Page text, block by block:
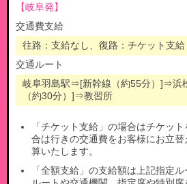
【岐阜発】
交通費支給
往路：支給なし、復路：チケット支給
交通ルート
岐阜羽島駅 ⇒[新幹線（約55分）]⇒浜
（約30分）]⇒教習所
「チケット支給」の場合はチケッ
合は行きの交通費をお客様にお立
算いたします。
「全額支給」の支給額は上記指定